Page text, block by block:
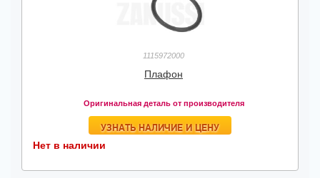
1115972000
Плафон
Оригинальная деталь от производителя
УЗНАТЬ НАЛИЧИЕ И ЦЕНУ
Нет в наличии